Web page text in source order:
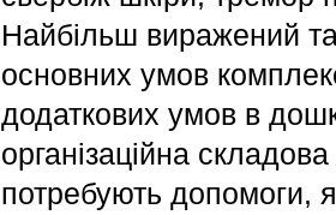
Найбільш виражений
основних умов
додаткових умов в
організаційна
потребують допомоги,